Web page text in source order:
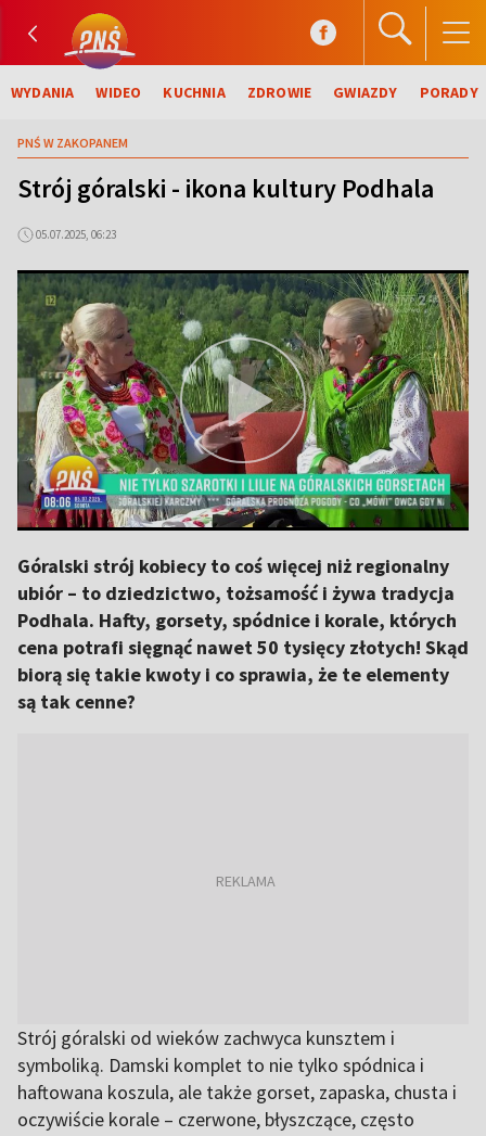
WYDANIA WIDEO KUCHNIA ZDROWIE GWIAZDY PORADY
PNŚ W ZAKOPANEM
Strój góralski - ikona kultury Podhala
05.07.2025, 06:23
Góralski strój kobiecy to coś więcej niż regionalny
ubiór – to dziedzictwo, tożsamość i żywa tradycja
Podhala. Hafty, gorsety, spódnice i korale, których
cena potrafi sięgnąć nawet 50 tysięcy złotych! Skąd
biorą się takie kwoty i co sprawia, że te elementy
są tak cenne?
Strój góralski od wieków zachwyca kunsztem i
symboliką. Damski komplet to nie tylko spódnica i
haftowana koszula, ale także gorset, zapaska, chusta i
oczywiście korale – czerwone, błyszczące, często